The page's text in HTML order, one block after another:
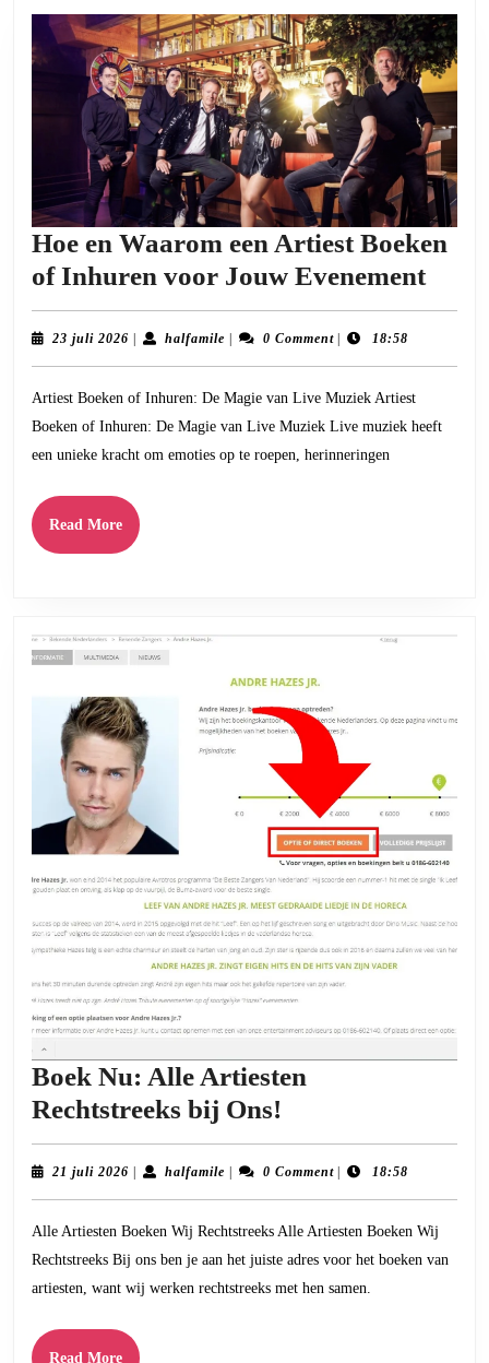
Hoe en Waarom een Artiest Boeken
of Inhuren voor Jouw EvenementHoe
en
een
23 juli 2026 23| halfamilehalfamile
| 0 Comment | 18:58
Artiest Boeken of Inhuren: De Magie van Live Muziek Artiest
Boeken of Inhuren: De Magie van Live Muziek Live muziek heeft
een unieke kracht om emoties op te roepen, herinneringen
Read MoreRead
More
Boek Nu: Alle Artiesten
Rechtstreeks bij Ons!
Nu:
Alle
Artiesten
Rechtstreeks
bij
21 juli 2026 21| halfamilehalfamile
| 0 Comment | 18:58
Alle Artiesten Boeken Wij Rechtstreeks Alle Artiesten Boeken Wij
Rechtstreeks Bij ons ben je aan het juiste adres voor het boeken van
artiesten, want wij werken rechtstreeks met hen samen.
Read MoreRead